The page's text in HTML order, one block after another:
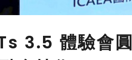
3.5 體驗會